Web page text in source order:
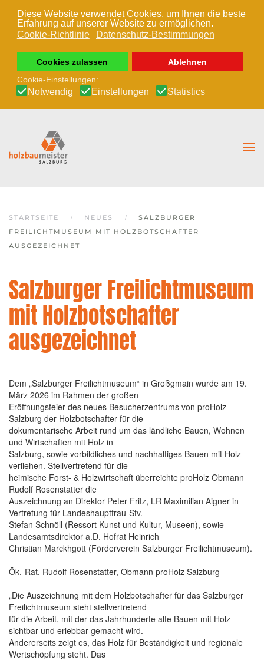
Diese Website verwendet Cookies, um Ihnen die beste
Erfahrung auf unserer Website zu ermöglichen.
Cookie-Richtlinie
Datenschutz-Bestimmungen
Cookies zulassen
Ablehnen
Cookie-Einstellungen:
Notwendig Einstellungen Statistics
Zum Hauptinhalt springen
STARTSEITE NEUES
SALZBURGER
FREILICHTMUSEUM MIT HOLZBOTSCHAFTER
AUSGEZEICHNET
Salzburger Freilichtmuseum
mit Holzbotschafter
ausgezeichnet
Dem „Salzburger Freilichtmuseum“ in Großgmain wurde am 19.
März 2026 im Rahmen der großen
Eröffnungsfeier des neues Besucherzentrums von proHolz
Salzburg der Holzbotschafter für die
dokumentarische Arbeit rund um das ländliche Bauen, Wohnen
und Wirtschaften mit Holz in
Salzburg, sowie vorbildliches und nachhaltiges Bauen mit Holz
verliehen. Stellvertretend für die
heimische Forst- & Holzwirtschaft überreichte proHolz Obmann
Rudolf Rosenstatter die
Auszeichnung an Direktor Peter Fritz, LR Maximilian Aigner in
Vertretung für Landeshauptfrau-Stv.
Stefan Schnöll (Ressort Kunst und Kultur, Museen), sowie
Landesamtsdirektor a.D. Hofrat Heinrich
Christian Marckhgott (Förderverein Salzburger Freilichtmuseum).
Ök.-Rat. Rudolf Rosenstatter, Obmann proHolz Salzburg
„Die Auszeichnung mit dem Holzbotschafter für das Salzburger
Freilichtmuseum steht stellvertretend
für die Arbeit, mit der das Jahrhunderte alte Bauen mit Holz
sichtbar und erlebbar gemacht wird.
Andererseits zeigt es, das Holz für Beständigkeit und regionale
Wertschöpfung steht. Das